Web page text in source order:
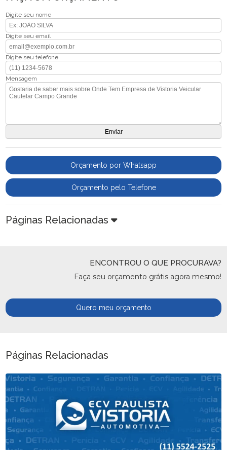
Digite seu nome
Digite seu email
Digite seu telefone
Mensagem
Orçamento por Whatsapp
Orçamento pelo Telefone
Páginas Relacionadas
ENCONTROU O QUE PROCURAVA?
Faça seu orçamento grátis agora mesmo!
Quero meu orçamento
Páginas Relacionadas